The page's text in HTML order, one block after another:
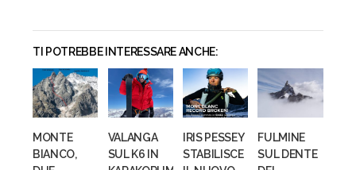
TI POTREBBE INTERESSARE ANCHE:
MONTE
BIANCO,
VALANGA
SUL K6 IN
IRIS PESSEY
STABILISCE
FULMINE
SUL DENTE